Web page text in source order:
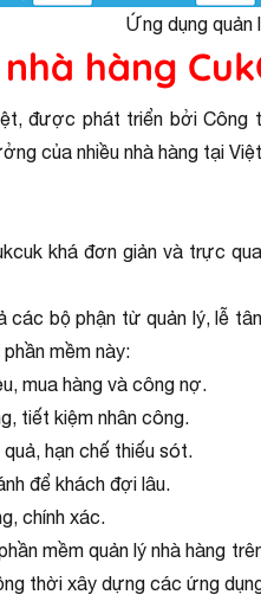
Ứng dụng quản
hàng
được phát triển bởi
của nhiều nhà hàng tại
khá đơn giản và trực
bộ phận từ quản lý, lễ
mềm này:
mua hàng và công nợ.
tiết kiệm nhân công.
quả, hạn chế thiếu sót.
để khách đợi lâu.
chính xác.
mềm quản lý nhà hàng
thời xây dựng các ứng